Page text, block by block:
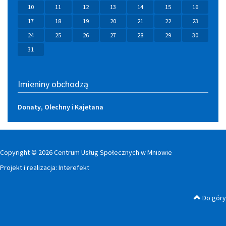
10
11 12 13 14 15
16
17
18 19 20 21 22
23
24
25 26 27 28 29
30
31
Imieniny obchodzą
Donaty, Olechnyi Kajetana
Copyright © 2026 Centrum Usług Społecznych w Mniowie
Projekt i realizacja: Interefekt
Do góry